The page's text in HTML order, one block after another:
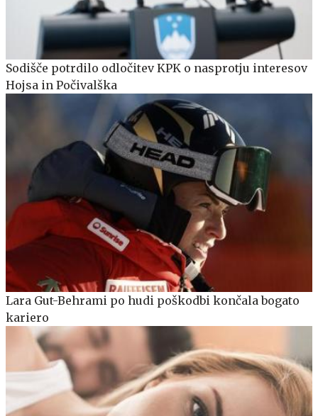
Sodišče potrdilo odločitev KPK o nasprotju interesov
Hojsa in Počivalška
Lara Gut-Behrami po hudi poškodbi končala bogato
kariero